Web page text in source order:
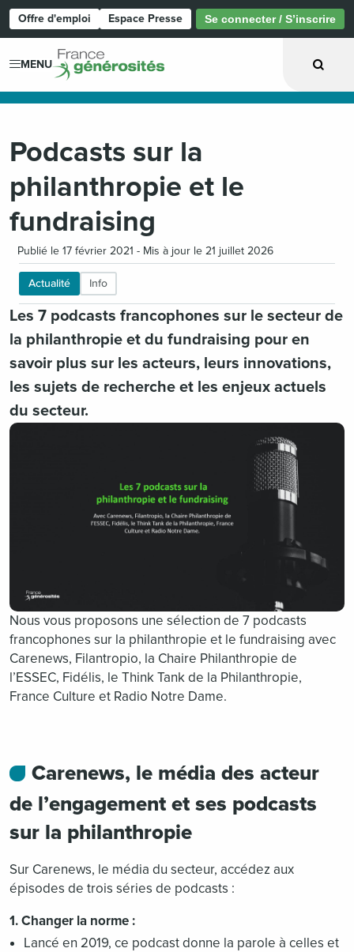
Offre d'emploi Espace Presse Se connecter / S’inscrire
MENU
Podcasts sur la
philanthropie et le
fundraising
Publié le 17 février 2021 - Mis à jour le 21 juillet 2026
Actualité Info
Les 7 podcasts francophones sur le secteur de
la philanthropie et du fundraising pour en
savoir plus sur les acteurs, leurs innovations,
les sujets de recherche et les enjeux actuels
du secteur.
Nous vous proposons une sélection de 7 podcasts
francophones sur la philanthropie et le fundraising avec
Carenews, Filantropio, la Chaire Philanthropie de
l’ESSEC, Fidélis, le Think Tank de la Philanthropie,
France Culture et Radio Notre Dame.
Carenews, le média des acteur
de l’engagement et ses podcasts
sur la philanthropie
Sur Carenews, le média du secteur, accédez aux
épisodes de trois séries de podcasts :
1. Changer la norme :
Lancé en 2019, ce podcast donne la parole à celles et